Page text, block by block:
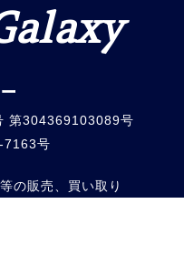
第304369103089号
7163号
の販売、買い取り